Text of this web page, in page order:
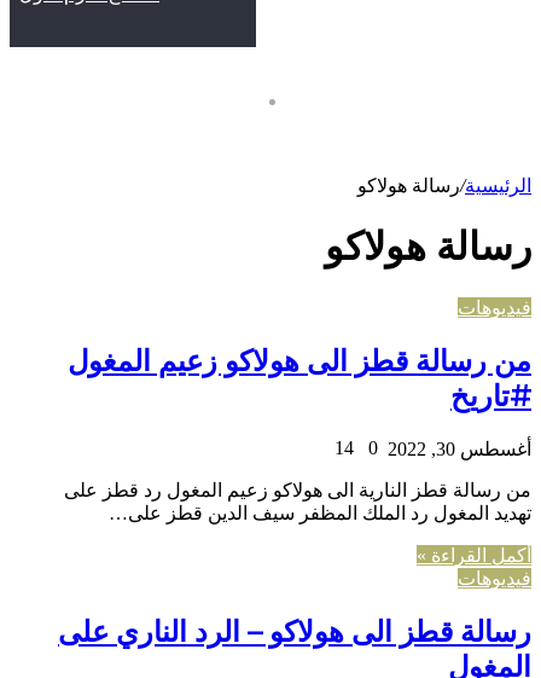
الرئيسية/رسالة هولاكو
رسالة هولاكو
فيديوهات
من رسالة قطز الى هولاكو زعيم المغول
#تاريخ
أغسطس 30, 2022 0
من رسالة قطز النارية الى هولاكو زعيم المغول رد قطز على
تهديد المغول رد الملك المظفر سيف الدين قطز على…
أكمل القراءة »
فيديوهات
رسالة قطز الى هولاكو – الرد الناري على
المغول